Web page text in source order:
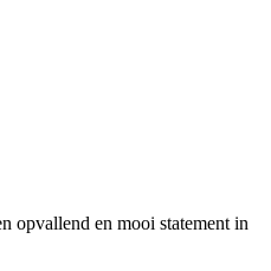
opvallend en mooi statement in